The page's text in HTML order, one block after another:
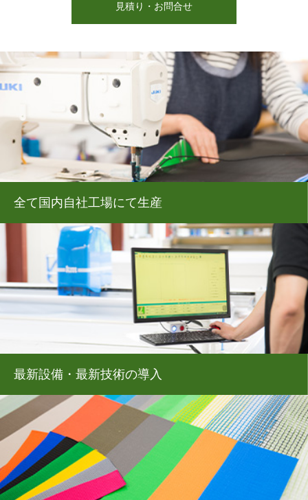
見積り・お問合せ
全て国内自社工場にて生産
最新設備・最新技術の導入